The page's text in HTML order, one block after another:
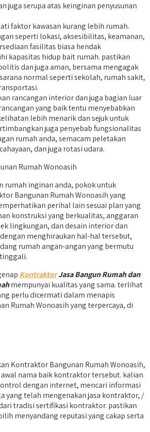
juga serupa atas keinginan penyusunan
faktor kawasan kurang lebih rumah.
seperti lokasi, aksesibilitas, keamanan,
fasilitas biasa hendak
kapasitas hidup bait rumah. pastikan
dan juga aman, bersama mengagak
normal seperti sekolah, rumah sakit,
rancangan interior dan juga bagian luar
yang baik tentu menyebabkan
lebih menarik dan sejuk untuk
juga penyebab fungsionalitas
rumah anda, semacam peletakan
dan juga rotasi udara.
rumah inginan anda, pokok untuk
Bangunan Rumah Wonoasih yang
perihal lain sesuai plan yang
konstruksi yang berkualitas, anggaran
lingkungan, dan desain interior dan
menghiraukan hal-hal tersebut,
rumah angan-angan yang bermutu
KontraktorJasa Bangun Rumah dan
mempunyai kualitas yang sama. terlihat
perlu dicermati dalam menapis
Rumah Wonoasih yang terpercaya, di
Kontraktor Bangunan Rumah Wonoasih,
nama baik kontraktor tersebut. kalian
dengan internet, mencari informasi
yang telah mengenakan jasa kontraktor, /
tradisi sertifikasi kontraktor. pastikan
menyandang reputasi yang cakap serta